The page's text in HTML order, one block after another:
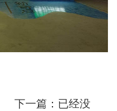
下一篇：已经没